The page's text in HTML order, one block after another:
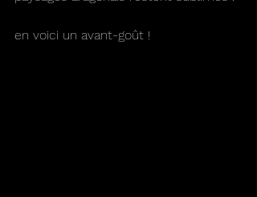
en voici un avant-goût !